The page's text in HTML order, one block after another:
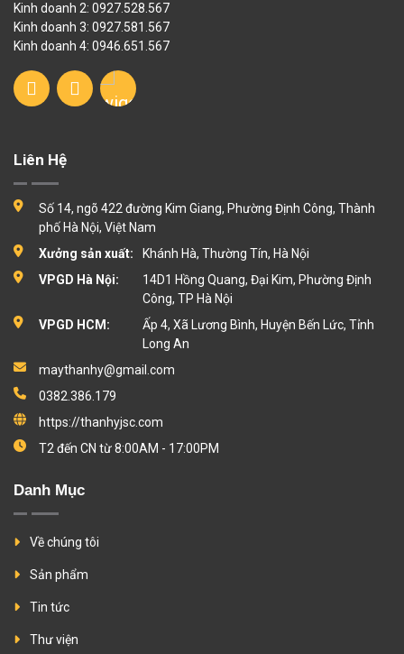
Kinh doanh 2: 0927.528.567
Kinh doanh 3: 0927.581.567
Kinh doanh 4: 0946.651.567
Liên Hệ
Số 14, ngõ 422 đường Kim Giang, Phường Định Công, Thành
phố Hà Nội, Việt Nam
Xưởng sản xuất:
Khánh Hà, Thường Tín, Hà Nội
VPGD Hà Nội:
14D1 Hồng Quang, Đại Kim, Phường Định
Công, TP Hà Nội
VPGD HCM:
Ấp 4, Xã Lương Bình, Huyện Bến Lức, Tỉnh
Long An
maythanhy@gmail.com
0382.386.179
https://thanhyjsc.com
T2 đến CN từ 8:00AM - 17:00PM
Danh Mục
Về chúng tôi
Sản phẩm
Tin tức
Thư viện